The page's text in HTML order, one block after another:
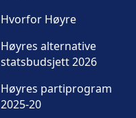
Hvorfor Høyre
Høyres alternative
statsbudsjett 2026
Høyres partiprogram
2025-20